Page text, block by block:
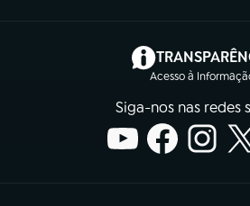
Acesso à
(abre
Siga-nos nas redes